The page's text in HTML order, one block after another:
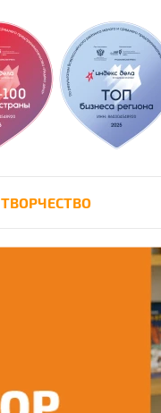
ТВОРЧЕСТВО